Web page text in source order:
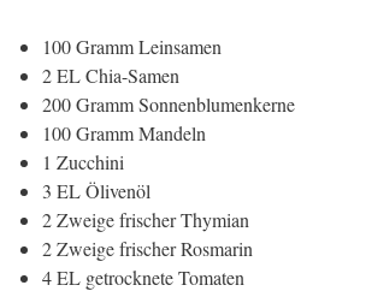
100 Gramm Leinsamen
2 EL Chia-Samen
200 Gramm Sonnenblumenkerne
100 Gramm Mandeln
1 Zucchini
3 EL Ölivenöl
2 Zweige frischer Thymian
2 Zweige frischer Rosmarin
4 EL getrocknete Tomaten